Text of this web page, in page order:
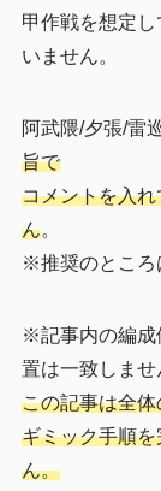
甲作戦を想定
いません。
阿武隈/夕張/雷
旨で
コメントを入
ん。
※推奨のところ
※記事内の編成
置は一致しませ
この記事は全
ギミック手順
ん。